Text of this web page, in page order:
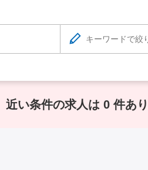
近い条件の求人は 0 件あり